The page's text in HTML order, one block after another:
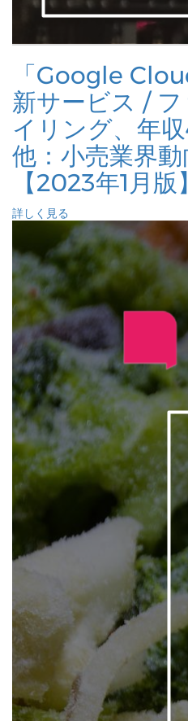
「Google
新サービス /
イリング、年
他：小売業界
【2023年1月版】
詳しく見る